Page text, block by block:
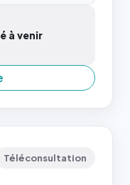
à venir
Téléconsultation